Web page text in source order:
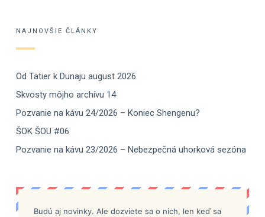
NAJNOVŠIE ČLÁNKY
Od Tatier k Dunaju august 2026
Skvosty môjho archívu 14
Pozvanie na kávu 24/2026 – Koniec Shengenu?
ŠOK ŠOU #06
Pozvanie na kávu 23/2026 – Nebezpečná uhorková sezóna
Budú aj novinky. Ale dozviete sa o nich, len keď sa